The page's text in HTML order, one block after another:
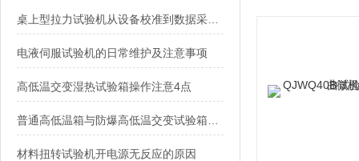
电液伺服试验机的日常维护及注意事项
高低温交变湿热试验箱操作注意4点
材料扭转试验机开电源无反应的原因